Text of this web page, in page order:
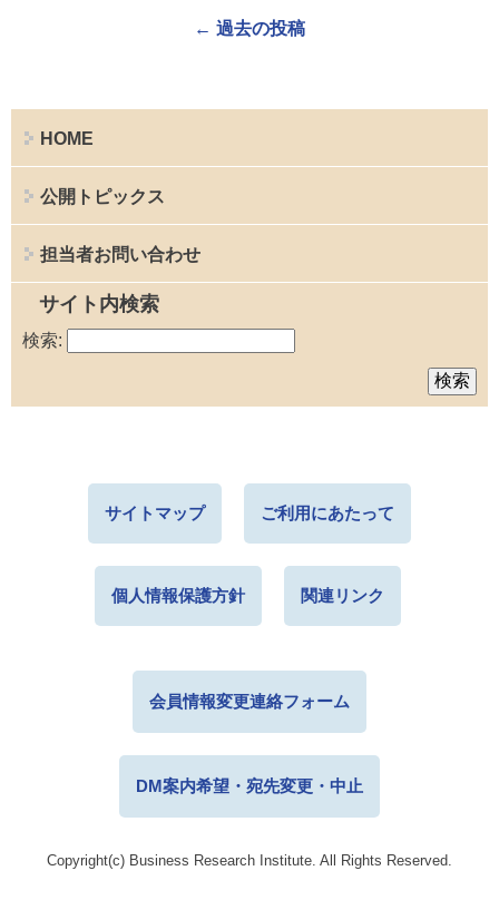
← 過去の投稿
HOME
公開トピックス
担当者お問い合わせ
サイト内検索
検索:
サイトマップ ご利用にあたって
個人情報保護方針 関連リンク
会員情報変更連絡フォーム
DM案内希望・宛先変更・中止
Copyright(c) Business Research Institute. All Rights Reserved.